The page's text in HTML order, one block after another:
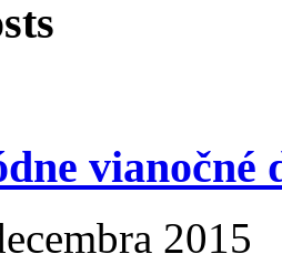
vianočné
2015